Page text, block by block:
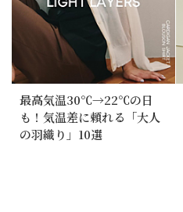
最高気温30℃→22℃の日
も！気温差に頼れる「大人
の羽織り」10選